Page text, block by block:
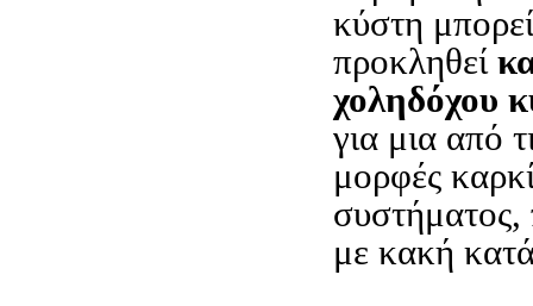
κύστη
προκληθεί
χοληδόχου
για μια από
μορφές
συστήματος,
με κακή